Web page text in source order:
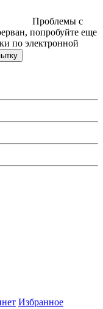
Проблемы с
попробуйте еще
по электронной
Избранное